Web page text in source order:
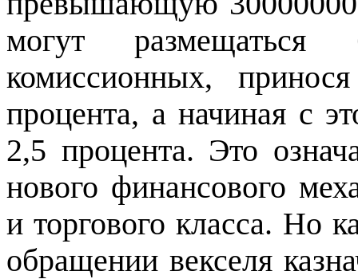
могут размещаться
комиссионных,
процента, а начиная с
2,5 процента. Это
нового финансового
и торгового класса. Но
обращении векселя